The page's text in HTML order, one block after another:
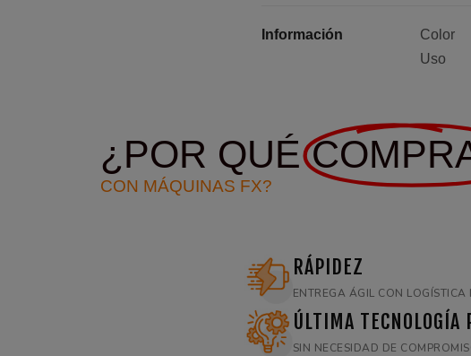
Información
Color
Uso
¿POR QUÉ
CON MÁQUINAS FX?
RÁPIDEZ
ENTREGA ÁGIL CON
ÚLTIMA TECNOLOGÍA
SIN NECESIDAD DE